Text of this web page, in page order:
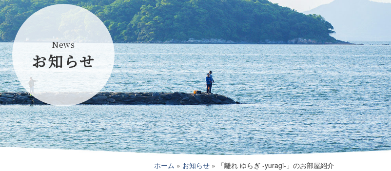
News
お知らせ
ホーム » お知らせ » 「離れ ゆらぎ -yuragi-」のお部屋紹介